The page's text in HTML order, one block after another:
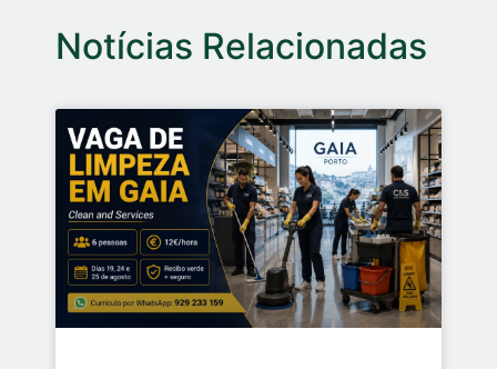
Notícias Relacionadas